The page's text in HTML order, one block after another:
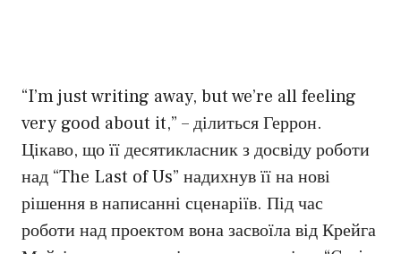
“I’m just writing away, but we’re all feeling
very good about it,” – ділиться Геррон.
Цікаво, що її десятикласник з досвіду роботи
над “The Last of Us” надихнув її на нові
рішення в написанні сценаріїв. Під час
роботи над проектом вона засвоїла від Крейга